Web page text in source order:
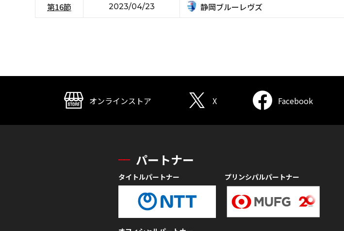
第16節 2023/04/23 静岡ブルーレヴズ
オンラインストア X Facebook
パートナー
タイトルパートナー プリンシパルパートナー